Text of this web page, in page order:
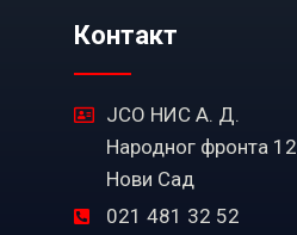
Контакт
ЈСО НИС А. Д.
Народног фронта 12
Нови Сад
021 481 32 52